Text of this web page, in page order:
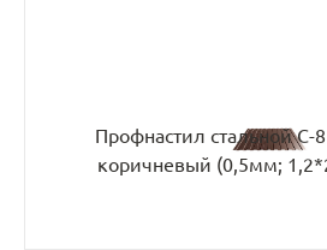
Профнастил стальной
коричневый (0,5мм;